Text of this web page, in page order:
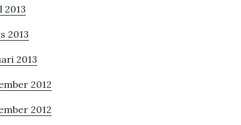
2013
2013
2013
2012
2012